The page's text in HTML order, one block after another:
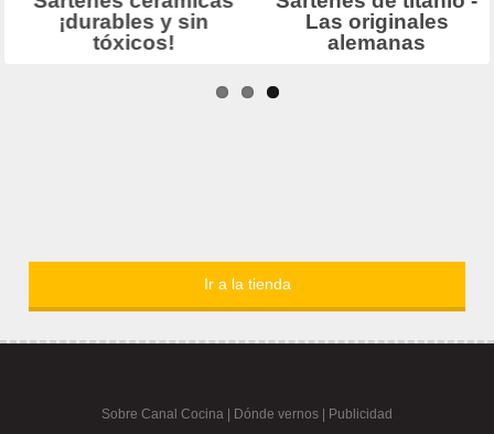
Ir a la tienda
Sobre Canal Cocina Dónde vernos | Publicidad